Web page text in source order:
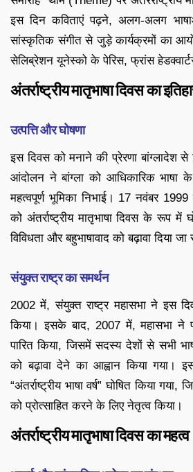
इस दिन कविताएं पढ़ने, अलग-अलग
सांस्कृतिक संगीत से जुड़े कार्यक्रमों का
सेलिब्रेशन यूनेस्को के पेरिस, फ्रांस
अंतर्राष्ट्रीय मातृभाषा दिवस का
उत्पत्ति और घोषणा
इस दिवस को मनाने की प्रेरणा बांग्लादेश
आंदोलन ने बांग्ला को आधिकारिक भाषा
महत्वपूर्ण भूमिका निभाई। 17 नवंबर
को अंतर्राष्ट्रीय मातृभाषा दिवस के रूप में
विविधता और बहुभाषावाद को बढ़ावा दिया
संयुक्त राष्ट्र का समर्थन
2002 में, संयुक्त राष्ट्र महासभा ने इस
किया। इसके बाद, 2007 में, महासभा ने
पारित किया, जिसमें सदस्य देशों से सभी
को बढ़ावा देने का आह्वान किया गया।
“अंतर्राष्ट्रीय भाषा वर्ष” घोषित किया
को प्रोत्साहित करने के लिए नेतृत्व किया।
अंतर्राष्ट्रीय मातृभाषा दिवस का महत्व